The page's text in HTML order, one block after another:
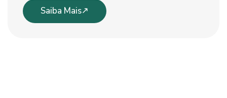
Saiba Mais